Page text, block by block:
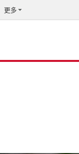
更多